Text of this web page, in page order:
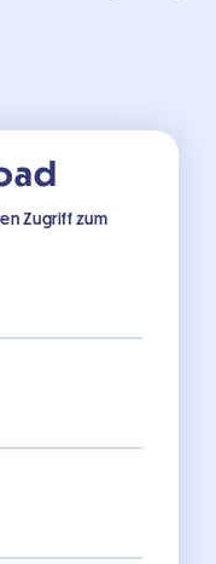
Zugriff zum